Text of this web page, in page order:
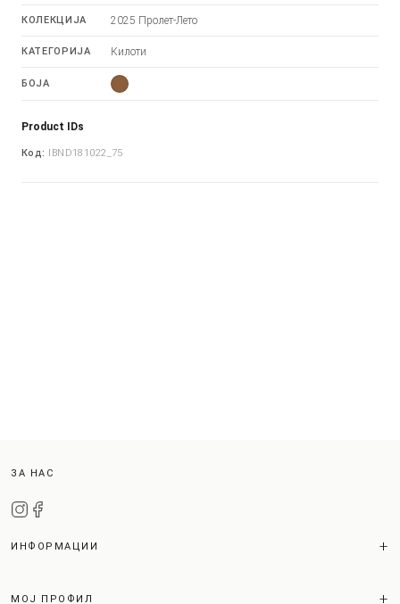
КОЛЕКЦИЈА 2025 Пролет-Лето
КАТЕГОРИЈА Килоти
БОЈА
Product IDs
Код: IBND181022_75
ЗА НАС
ИНФОРМАЦИИ
МОЈ ПРОФИЛ